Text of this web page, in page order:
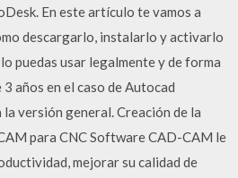
En este artículo te vamos a
descargarlo, instalarlo y activarlo
puedas usar legalmente y de forma
años en el caso de Autocad
versión general. Creación de la
para CNC Software CAD-CAM le
mejorar su calidad de